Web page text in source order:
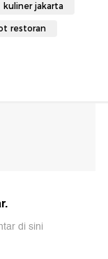
kuliner jakarta
restoran
di sini